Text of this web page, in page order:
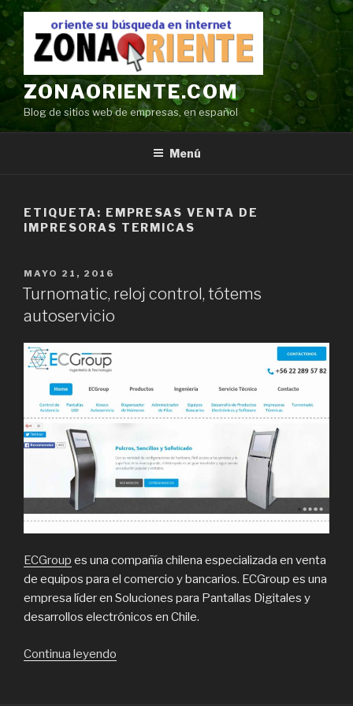
Ir
contenido
ZONAORIENTE.COM
Blog de sitios web de empresas, en español
Menú
ETIQUETA: EMPRESAS VENTA DE
IMPRESORAS TERMICAS
POSTED
ON
MAYO 21, 2016
Turnomatic, reloj control, tótems
autoservicio
ECGroup es una compañía chilena especializada en venta
de equipos para el comercio y bancarios. ECGroup es una
empresa líder en Soluciones para Pantallas Digitales y
desarrollos electrónicos en Chile.
Continua leyendo